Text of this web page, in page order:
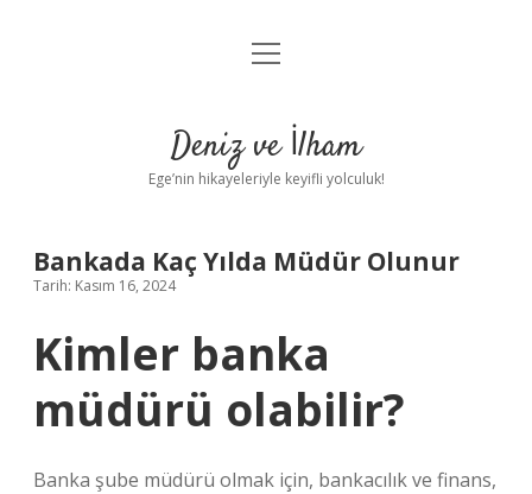
Anasayfa
Yasal Uyarı
menüyü
Deniz ve İlham
Ege’nin hikayeleriyle keyifli yolculuk!
Bankada Kaç Yılda Müdür Olunur
Tarih: Kasım 16, 2024
Kimler banka
müdürü olabilir?
Banka şube müdürü olmak için, bankacılık ve finans,